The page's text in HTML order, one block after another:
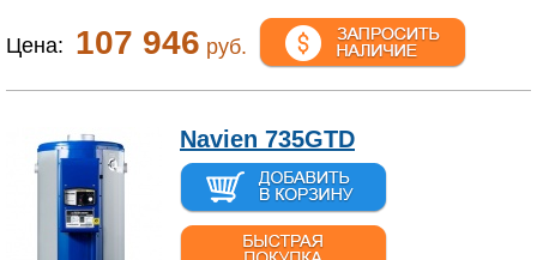
Цена: 107 946 руб.
Navien 735GTD